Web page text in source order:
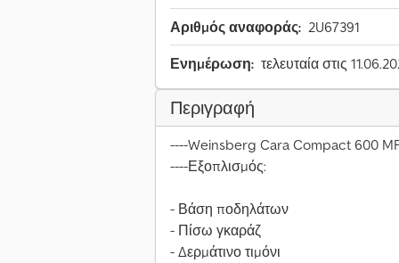
Αριθμός αναφοράς: 2U67391
Ενημέρωση: τελευταία στις
Περιγραφή
----Weinsberg Cara Compact 600
----Εξοπλισμός:
- Βάση ποδηλάτων
- Πίσω γκαράζ
- Δερμάτινο τιμόνι